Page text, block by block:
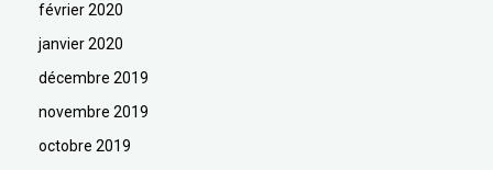
février 2020
janvier 2020
décembre 2019
novembre 2019
octobre 2019